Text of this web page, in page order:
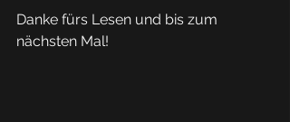
Danke fürs Lesen und bis zum
nächsten Mal!